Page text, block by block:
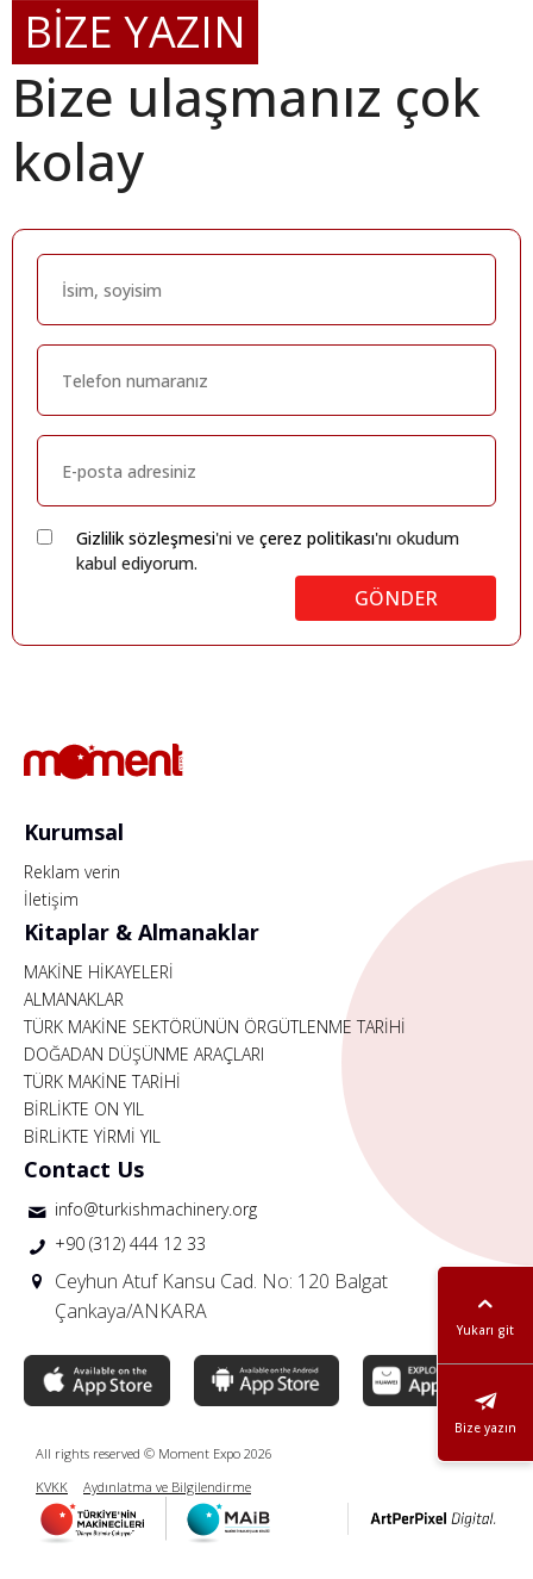
BİZE YAZIN
Bize ulaşmanız çok
kolay
Gizlilik sözleşmesi'ni ve çerez politikası'nı okudum
kabul ediyorum.
GÖNDER
Yukarı git
Bize yazın
Kurumsal
Reklam verin
İletişim
Kitaplar & Almanaklar
MAKİNE HİKAYELERİ
ALMANAKLAR
TÜRK MAKİNE SEKTÖRÜNÜN ÖRGÜTLENME TARİHİ
DOĞADAN DÜŞÜNME ARAÇLARI
TÜRK MAKİNE TARİHİ
BİRLİKTE ON YIL
BİRLİKTE YİRMİ YIL
Contact Us
info@turkishmachinery.org
+90 (312) 444 12 33
Ceyhun Atuf Kansu Cad. No: 120 Balgat
Çankaya/ANKARA
All rights reserved © Moment Expo 2026
KVKK
Aydınlatma ve Bilgilendirme